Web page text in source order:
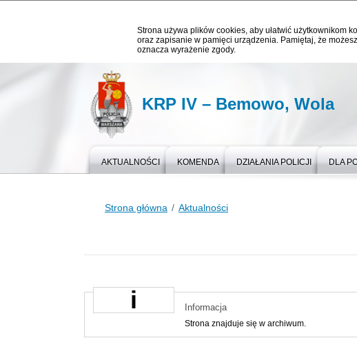
Strona używa plików cookies, aby ułatwić użytkownikom
oraz zapisanie w pamięci urządzenia. Pamiętaj, że
oznacza wyrażenie zgody.
KRP IV – Bemowo, Wola
AKTUALNOŚCI KOMENDA DZIAŁANIA POLICJI DLA
Strona główna Aktualności
Informacja
Strona znajduje się w archiwum.